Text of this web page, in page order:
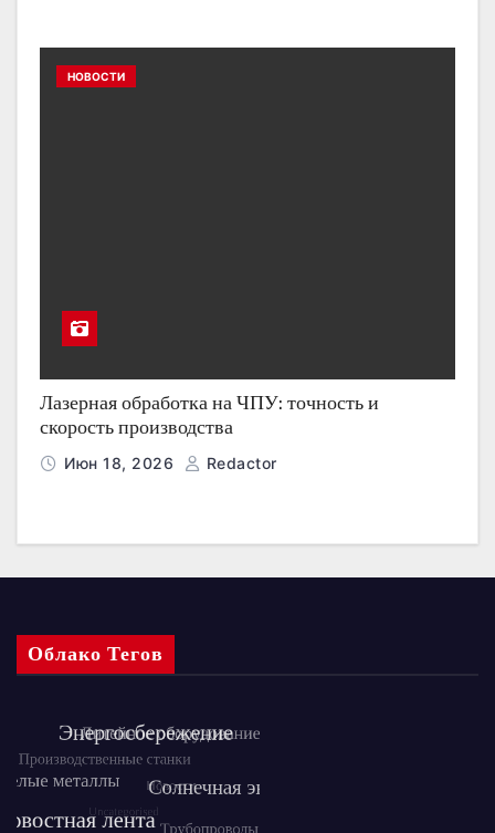
НОВОСТИ
Лазерная обработка на ЧПУ: точность и
скорость производства
Июн 18, 2026 Redactor
Облако Тегов